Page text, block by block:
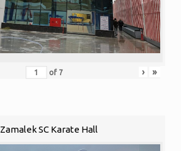
of 7 › »
Zamalek SC Karate Hall